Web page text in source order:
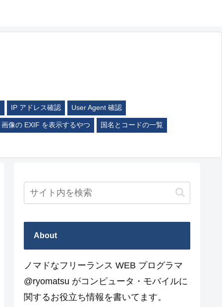
IP アドレス確認 User Agent 確認
画像の EXIF を表示するやつ 国名とコードの一覧
About
ノマドなフリーランス WEB プログラマ
@ryomatsu がコンピュータ・モバイルに
関するお役立ち情報を書いてます。